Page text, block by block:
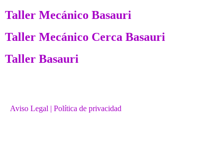
Taller Mecánico Basauri
Taller Mecánico Cerca Basauri
Taller Basauri
Aviso Legal | Política de privacidad